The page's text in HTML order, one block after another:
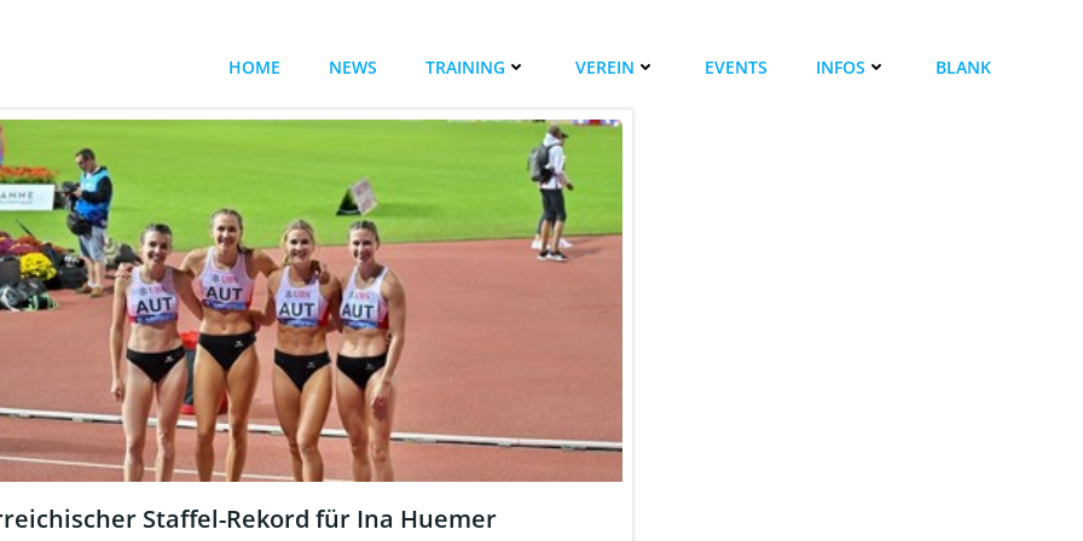
HOME NEWS TRAINING VEREIN EVENTS INFOS BLANK
Staffel-Rekord für Ina Huemer